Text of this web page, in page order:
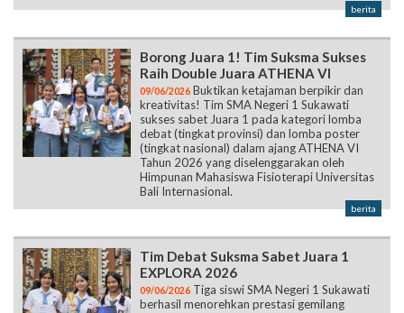
berita
Borong Juara 1! Tim Suksma Sukses
Raih Double Juara ATHENA VI
09/06/2026 Buktikan ketajaman berpikir dan
kreativitas! Tim SMA Negeri 1 Sukawati
sukses sabet Juara 1 pada kategori lomba
debat (tingkat provinsi) dan lomba poster
(tingkat nasional) dalam ajang ATHENA VI
Tahun 2026 yang diselenggarakan oleh
Himpunan Mahasiswa Fisioterapi Universitas
Bali Internasional.
berita
Tim Debat Suksma Sabet Juara 1
EXPLORA 2026
09/06/2026 Tiga siswi SMA Negeri 1 Sukawati
berhasil menorehkan prestasi gemilang